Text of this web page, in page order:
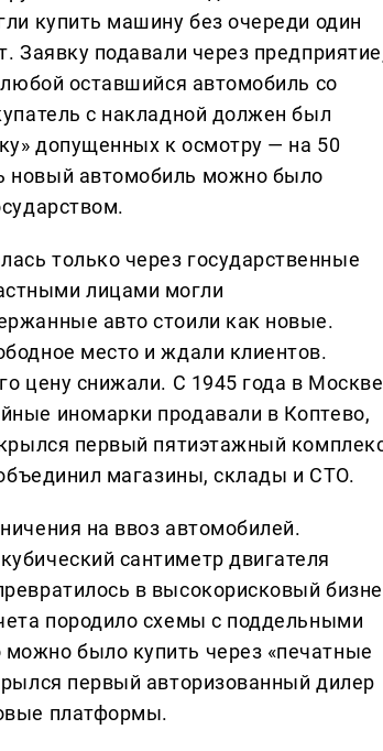
купить машину без очереди один
Заявку подавали через
оставшийся автомобиль со
с накладной должен был
допущенных к осмотру — на 50
новый автомобиль можно было
только через государственные
лицами могли
авто стоили как новые.
место и ждали клиентов.
цену снижали. С 1945 года в Москве
иномарки продавали в Коптево,
первый пятиэтажный
магазины, склады и СТО.
на ввоз автомобилей.
сантиметр двигателя
в высокорисковый
породило схемы с поддельными
было купить через «печатные
первый авторизованный дилер
платформы.